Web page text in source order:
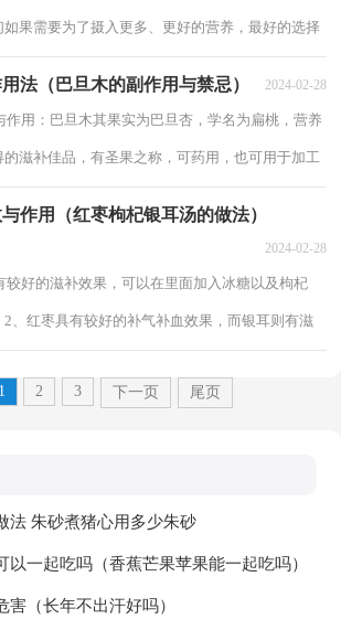
果需要为了摄入更多、更好的营养，最好的选择
法（巴旦木的副作用与禁忌） 2024-02-28
用：巴旦木其果实为巴旦杏，学名为扁桃，营养
滋补佳品，有圣果之称，可药用，也可用于加工
作用（红枣枸杞银耳汤的做法）
2024-02-28
好的滋补效果，可以在里面加入冰糖以及枸杞
、红枣具有较好的补气补血效果，而银耳则有滋
1 2 3 下一页 尾页
法 朱砂煮猪心用多少朱砂
以一起吃吗（香蕉芒果苹果能一起吃吗）
害（长年不出汗好吗）